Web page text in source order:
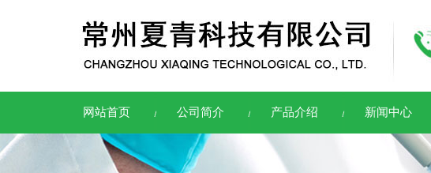
网站首页 公司简介 产品介绍 新闻中心